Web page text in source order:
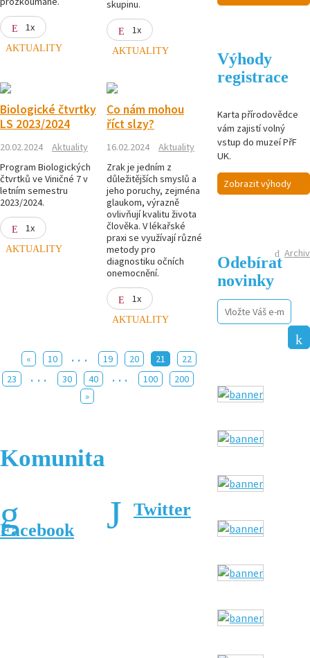
1x
AKTUALITY
skupinu.
1x
AKTUALITY
Biologické čtvrtky
LS 2023/2024
20.02.2024
Aktuality
Program Biologických
čtvrtků ve Viničné 7 v
letním semestru
2023/2024.
1x
AKTUALITY
Co nám mohou
říct slzy?
16.02.2024
Aktuality
Zrak je jedním z
důležitějších smyslů a
jeho poruchy, zejména
glaukom, výrazně
ovlivňují kvalitu života
člověka. V lékařské
praxi se využívají různé
metody pro
diagnostiku očních
onemocnění.
1x
AKTUALITY
« 10 ... 19 20 21
22
23
... 30 40 ... 100
200
»
Komunita
Facebook
Twitter
Výhody
registrace
Karta přírodovědce
vám zajistí volný
vstup do muzeí PřF
UK.
Zobrazit výhody
Archiv
Odebírat
novinky